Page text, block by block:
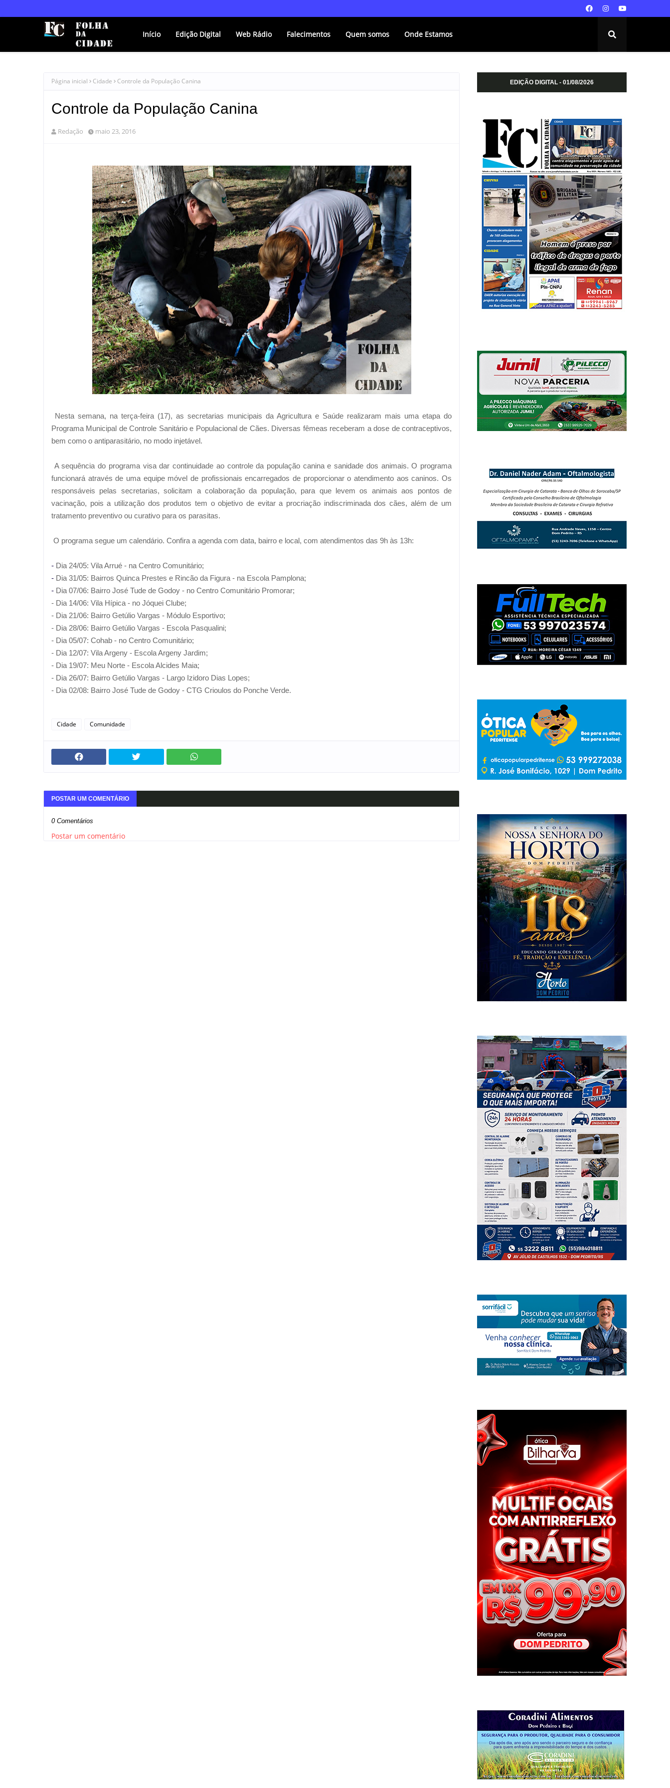
Início Edição Digital Web Rádio Falecimentos Quem somos Onde Estamos
Página inicial Cidade Controle da População Canina
Controle da População Canina
Redação maio 23, 2016
Nesta semana, na terça-feira (17), as secretarias municipais da Agricultura e Saúde realizaram mais uma etapa do
Programa Municipal de Controle Sanitário e Populacional de Cães. Diversas fêmeas receberam a dose de contraceptivos,
bem como o antiparasitário, no modo injetável.
A sequência do programa visa dar continuidade ao controle da população canina e sanidade dos animais. O programa
funcionará através de uma equipe móvel de profissionais encarregados de proporcionar o atendimento aos caninos. Os
responsáveis pelas secretarias, solicitam a colaboração da população, para que levem os animais aos pontos de
vacinação, pois a utilização dos produtos tem o objetivo de evitar a procriação indiscriminada dos cães, além de um
tratamento preventivo ou curativo para os parasitas.
O programa segue um calendário. Confira a agenda com data, bairro e local, com atendimentos das 9h às 13h:
- Dia 24/05: Vila Arrué - na Centro Comunitário;
- Dia 31/05: Bairros Quinca Prestes e Rincão da Figura - na Escola Pamplona;
- Dia 07/06: Bairro José Tude de Godoy - no Centro Comunitário Promorar;
- Dia 14/06: Vila Hípica - no Jóquei Clube;
- Dia 21/06: Bairro Getúlio Vargas - Módulo Esportivo;
- Dia 28/06: Bairro Getúlio Vargas - Escola Pasqualini;
- Dia 05/07: Cohab - no Centro Comunitário;
- Dia 12/07: Vila Argeny - Escola Argeny Jardim;
- Dia 19/07: Meu Norte - Escola Alcides Maia;
- Dia 26/07: Bairro Getúlio Vargas - Largo Izidoro Dias Lopes;
- Dia 02/08: Bairro José Tude de Godoy - CTG Crioulos do Ponche Verde.
Cidade Comunidade
POSTAR UM COMENTÁRIO
0 Comentários
Postar um comentário
EDIÇÃO DIGITAL - 01/08/2026